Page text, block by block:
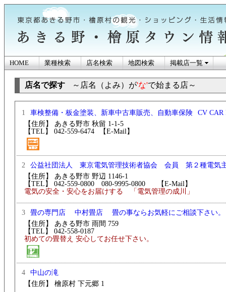
あきる野市・檜
ン情報
HOME 業種検索 店名検索 地図検索 掲載店一覧
店名で探す ～店名（よみ）が'な'で始まる店～
1 車検整備・板金塗装、新車中古車販売、自動車保険
CV
【住所】 あきる野市 秋留 1-1-5
【TEL】 042-559-6474
【E-Mail】
2 公益社団法人 東京電気管理技術者協会 会員 第２種電気
【住所】 あきる野市 野辺 1146-1
【TEL】 042-559-0800 080-9995-0800
【E-Mail】
電気の安全・安心をお届けする 「電気管理の成川」
3 畳の専門店 中村畳店 畳の事ならお気軽にご相談下さい。
【住所】 あきる野市 雨間 759
【TEL】 042-558-0187
初めての畳替え 安心してお任せ下さい。
4
中山の滝
【住所】 檜原村 下元郷 1